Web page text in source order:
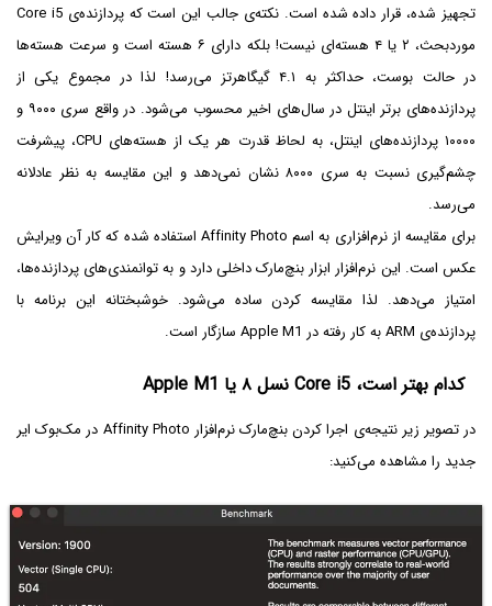
تجهیز شده، قرار داده شده است. نکته‌ی جالب این است که پردازنده‌ی Core i5
موردبحث، ۲ یا ۴ هسته‌ای نیست! بلکه دارای ۶ هسته است و سرعت هسته‌ها
در حالت بوست، حداکثر به ۴.۱ گیگاهرتز می‌رسد! لذا در مجموع یکی از
پردازنده‌های برتر اینتل در سال‌های اخیر محسوب می‌شود. در واقع سری ۹۰۰۰ و
۱۰۰۰۰ پردازنده‌های اینتل، به لحاظ قدرت هر یک از هسته‌های CPU، پیشرفت
چشم‌گیری نسبت به سری ۸۰۰۰ نشان نمی‌دهد و این مقایسه به نظر عادلانه
می‌رسد.
برای مقایسه از نرم‌افزاری به اسم Affinity Photo استفاده شده که کار آن ویرایش
عکس است. این نرم‌افزار ابزار بنچ‌مارک داخلی دارد و به توانمندی‌های پردازنده‌ها،
امتیاز می‌دهد. لذا مقایسه کردن ساده می‌شود. خوشبختانه این برنامه با
پردازنده‌ی ARM به کار رفته در Apple M1 سازگار است.
کدام بهتر است، Core i5 نسل ۸ یا Apple M1
در تصویر زیر نتیجه‌ی اجرا کردن بنچ‌مارک نرم‌افزار Affinity Photo در مک‌بوک ایر
جدید را مشاهده می‌کنید: